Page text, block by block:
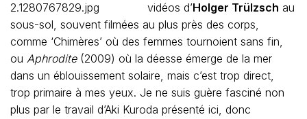
vidéos d’Holger Trülzsch au
sous-sol, souvent filmées au plus près des corps,
comme ‘Chimères’ où des femmes tournoient sans fin,
ou Aphrodite(2009) où la déesse émerge de la mer
dans un éblouissement solaire, mais c’est trop direct,
trop primaire à mes yeux. Je ne suis guère fasciné non
plus par le travail d’Aki Kuroda présenté ici, donc